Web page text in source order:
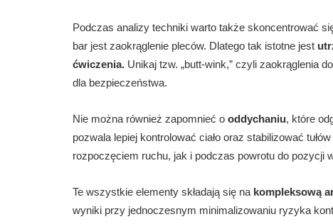
Podczas analizy techniki warto także skoncentrować
bar jest zaokrąglenie pleców. Dlatego tak istotne jest
ćwiczenia. Unikaj tzw. „butt-wink,” czyli zaokrąglenia
dla bezpieczeństwa.
Nie można również zapomnieć o oddychaniu, które
pozwala lepiej kontrolować ciało oraz stabilizować
rozpoczęciem ruchu, jak i podczas powrotu do pozycji
Te wszystkie elementy składają się na kompleksową
wyniki przy jednoczesnym minimalizowaniu ryzyka